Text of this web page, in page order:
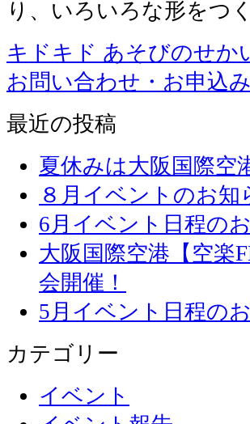
り、いろいろな形をつ
キドキド あそびのせか
お問い合わせ・お申込
最近の投稿
夏休みは大阪国際空
８月イベントのお知
6月イベント日程の
大阪国際空港【空楽
会開催！
5月イベント日程の
カテゴリー
イベント